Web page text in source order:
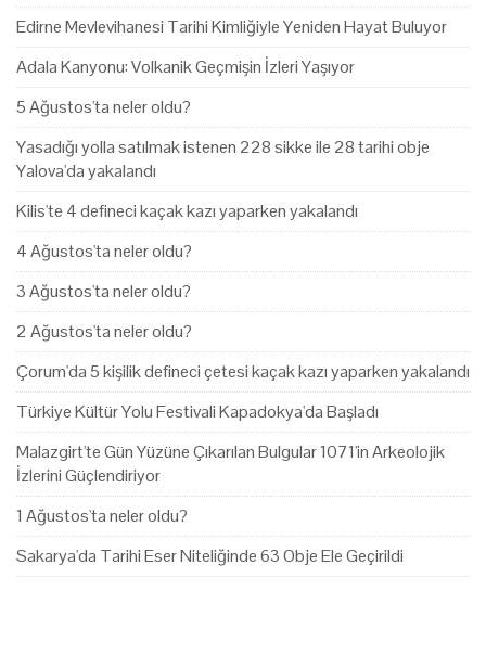
Edirne Mevlevihanesi Tarihi Kimliğiyle Yeniden Hayat Buluyor
Adala Kanyonu: Volkanik Geçmişin İzleri Yaşıyor
5 Ağustos'ta neler oldu?
Yasadığı yolla satılmak istenen 228 sikke ile 28 tarihi obje
Yalova'da yakalandı
Kilis'te 4 defineci kaçak kazı yaparken yakalandı
4 Ağustos'ta neler oldu?
3 Ağustos'ta neler oldu?
2 Ağustos'ta neler oldu?
Çorum'da 5 kişilik defineci çetesi kaçak kazı yaparken yakalandı
Türkiye Kültür Yolu Festivali Kapadokya'da Başladı
Malazgirt'te Gün Yüzüne Çıkarılan Bulgular 1071'in Arkeolojik
İzlerini Güçlendiriyor
1 Ağustos'ta neler oldu?
Sakarya'da Tarihi Eser Niteliğinde 63 Obje Ele Geçirildi